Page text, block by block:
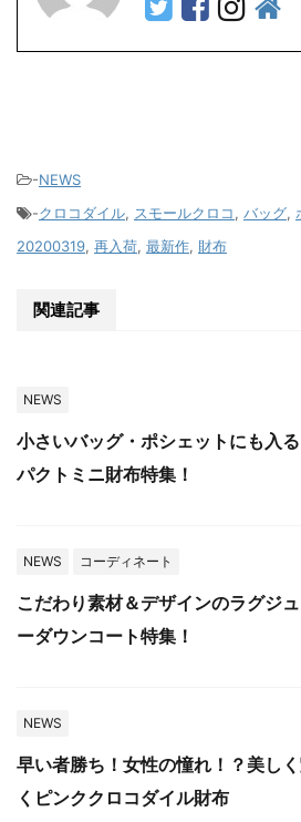
-NEWS
-クロコダイル, スモールクロコ, バッグ,
20200319, 再入荷, 最新作, 財布
関連記事
NEWS
小さいバッグ・ポシェットにも入
パクトミニ財布特集！
NEWS コーディネート
こだわり素材＆デザインのラグジ
ーダウンコート特集！
NEWS
早い者勝ち！女性の憧れ！？美し
くピンククロコダイル財布